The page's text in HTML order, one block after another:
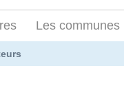
Les communes